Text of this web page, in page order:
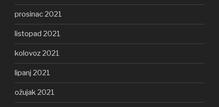
prosinac 2021
listopad 2021
kolovoz 2021
lipanj 2021
ožujak 2021